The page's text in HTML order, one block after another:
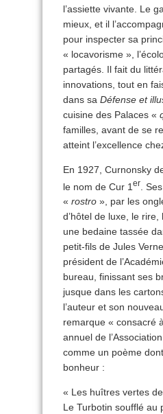
l’assiette vivante. Le
mieux, et il
pour inspecter sa
« locavorisme »,
partagés. Il fait du
innovations, tout en
dans sa Défense et
cuisine des Palaces «
familles, avant de se
atteint l’excellence
En 1927, Curnonsky
le nom de Cur 1 er .
« rostro », par les
d’hôtel de luxe, le
une bedaine tassée
petit-fils de Jules
président de
bureau, finissant ses
jusque dans les
l’auteur et son
remarque « consacré
annuel de
comme un poème
bonheur :
« Les huîtres vertes
Le Turbotin soufflé au